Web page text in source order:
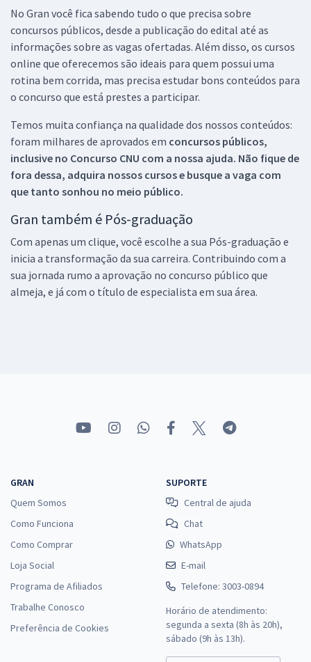
No Gran você fica sabendo tudo o que precisa sobre
concursos públicos, desde a publicação do edital até as
informações sobre as vagas ofertadas. Além disso, os cursos
online que oferecemos são ideais para quem possui uma
rotina bem corrida, mas precisa estudar bons conteúdos para
o concurso que está prestes a participar.
Temos muita confiança na qualidade dos nossos conteúdos:
foram milhares de aprovados em concursos públicos,
inclusive no Concurso CNU com a nossa ajuda. Não fique de
fora dessa, adquira nossos cursos e busque a vaga com
que tanto sonhou no meio público.
Gran também é Pós-graduação
Com apenas um clique, você escolhe a sua Pós-graduação e
inicia a transformação da sua carreira. Contribuindo com a
sua jornada rumo a aprovação no concurso público que
almeja, e já com o título de especialista em sua área.
GRAN
Quem Somos
Como Funciona
Como Comprar
Loja Social
Programa de Afiliados
Trabalhe Conosco
Preferência de Cookies
SUPORTE
Central de ajuda
Chat
WhatsApp
E-mail
Telefone: 3003-0894
Horário de atendimento:
segunda a sexta (8h às 20h),
sábado (9h às 13h).